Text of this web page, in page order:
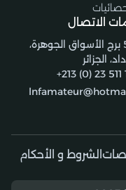
الاتصال
554 برج الأسواق الجوهرة،
الجزائر
+213 (0) 23 511
الشروط و الأحكام